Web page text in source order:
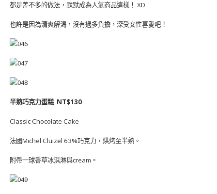
都是差不多的做法，默默成為人氣商品這樣！ XD
也許是因為清爽解渴，沒有過多負擔，深受女性喜愛吧！
半熟巧克力蛋糕 NT$130
Classic Chocolate Cake
法國Michel Cluizel 63%巧克力，烘烤至半熟。
附帶一球香草冰淇淋與cream。